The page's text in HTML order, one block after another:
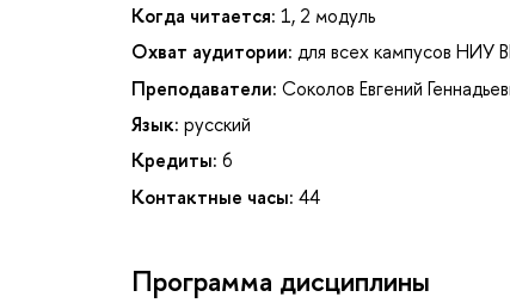
Когда читается: 1, 2 модуль
Охват аудитории: для всех кампусов НИУ
Преподаватели: Соколов Евгений
Язык: русский
Кредиты: 6
Контактные часы: 44
Программа дисциплины